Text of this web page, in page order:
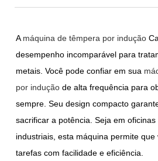
A máquina de têmpera por indução
desempenho incomparável para
metais. Você pode confiar em sua
por indução de alta frequência para
sempre. Seu design compacto
sacrificar a potência. Seja em
industriais, esta máquina permite
tarefas com facilidade e eficiência.